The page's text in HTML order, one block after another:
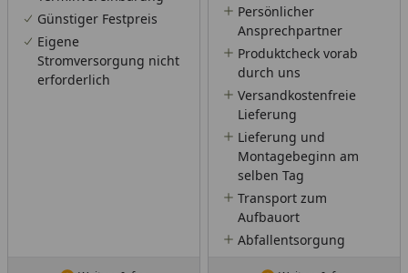
Günstiger Festpreis
Eigene
Stromversorgung nicht
erforderlich
Persönlicher
Ansprechpartner
Produktcheck vorab
durch uns
Versandkostenfreie
Lieferung
Lieferung und
Montagebeginn am
selben Tag
Transport zum
Aufbauort
Abfallentsorgung